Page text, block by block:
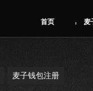
首页 麦
麦子钱包注册